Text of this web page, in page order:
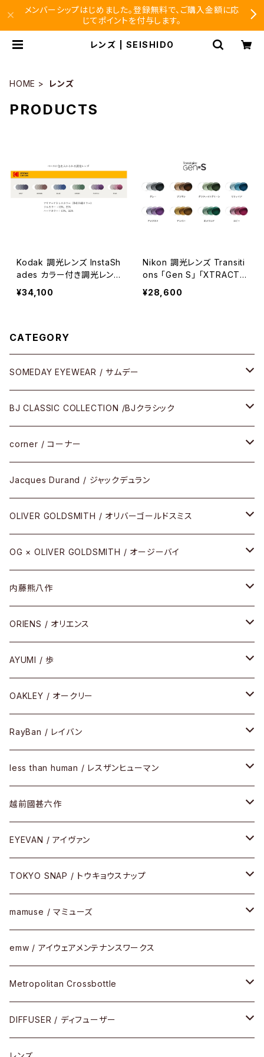
メンバーシップはじめました。登録無料で、ご購入金額に応
じてポイントを付与します。
レンズ | SEISHIDO
HOME レンズ
PRODUCTS
Kodak 調光レンズ InstaSh
ades カラー付き調光レン
ズ ベースに色を入れられる
調光
¥34,100
Nikon 調光レンズ Transiti
ons 「Gen S」 「XTRACTI
VE」
¥28,600
CATEGORY
SOMEDAY EYEWEAR / サムデー
メガネ
サングラス
アパレル
その他
BJ CLASSIC COLLECTION /BJクラシック
CELLULOID（CRAFTSMAN EDITION）
SHINBARI（CRAFTSMAN EDITION）
URUSHI（CRAFTSMAN EDITION）
REVIVAL EDITION
HEAVY EDITION
COMBI （コンビシリーズ）
PREMIUM（プレミアムシリーズ）
PLASTIC（プラスティックシリーズ）
SIRMONT（サーモントシリーズ）
SUNSHIFT
ケア用品
corner / コーナー
リサーチシリーズ
サブリメイションシリーズ
Jacques Durand / ジャックデュラン
OLIVER GOLDSMITH / オリバーゴールドスミス
メタル
セル
コンビ
OG × OLIVER GOLDSMITH / オージーバイ
メタル
セル
コンビ
内藤熊八作
セル
メタル
コンビ
ORIENS / オリエンス
セルフレーム
メタルフレーム
その他
AYUMI / 歩
セルフレーム
OAKLEY / オークリー
メガネフレーム
サングラス
Frogskins(フロッグスキン )
Latch(ラッチ)
その他
修理
小物
RayBan / レイバン
メガネフレーム
サングラス
その他
less than human / レスザンヒューマン
メガネフレーム
サングラス
その他
越前國甚六作
セルフレーム
メタルフレーム
コンビフレーム
EYEVAN / アイヴァン
メガネ
サングラス
その他
TOKYO SNAP / トウキョウスナップ
セルフレーム
メタルフレーム
コンビネーション
mamuse / マミューズ
セル
メタル
コンビ
emw / アイウェアメンテナンスワークス
Metropolitan Crossbottle
30cm×30cm
18cm×13cm
DIFFUSER / ディフューザー
グラスコード